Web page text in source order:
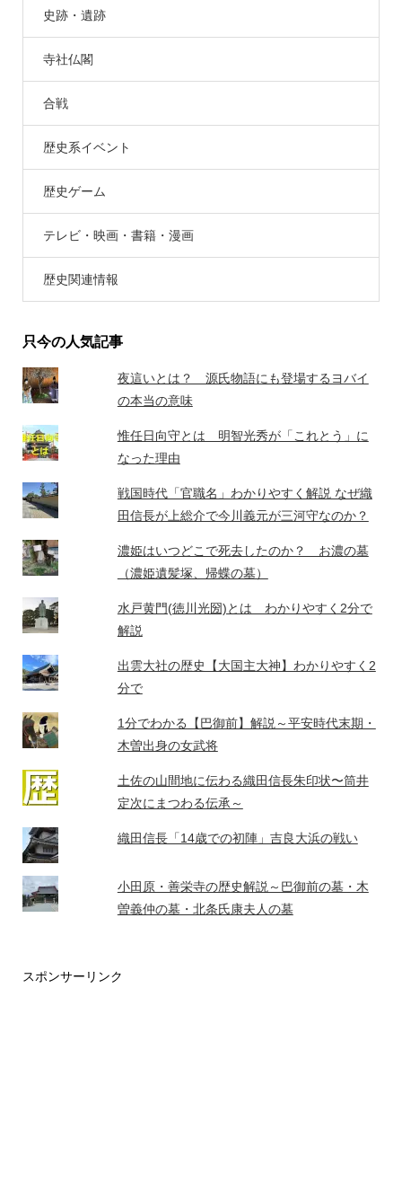
史跡・遺跡
寺社仏閣
合戦
歴史系イベント
歴史ゲーム
テレビ・映画・書籍・漫画
歴史関連情報
只今の人気記事
夜這いとは？ 源氏物語にも登場するヨバイ
の本当の意味
惟任日向守とは 明智光秀が「これとう」に
なった理由
戦国時代「官職名」わかりやすく解説 なぜ織
田信長が上総介で今川義元が三河守なのか？
濃姫はいつどこで死去したのか？ お濃の墓
（濃姫遺髪塚、帰蝶の墓）
水戸黄門(徳川光圀)とは わかりやすく2分で
解説
出雲大社の歴史【大国主大神】わかりやすく2
分で
1分でわかる【巴御前】解説～平安時代末期・
木曽出身の女武将
土佐の山間地に伝わる織田信長朱印状〜筒井
定次にまつわる伝承～
織田信長「14歳での初陣」吉良大浜の戦い
小田原・善栄寺の歴史解説～巴御前の墓・木
曽義仲の墓・北条氏康夫人の墓
スポンサーリンク